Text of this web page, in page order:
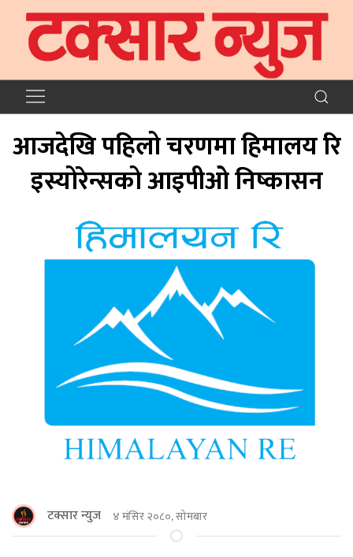
आजदेखि पहिलो चरणमा हिमालय रि
इस्योरेन्सको आइपीओ निष्कासन
टक्सार न्युज ४ मंसिर २०८०, सोमबार